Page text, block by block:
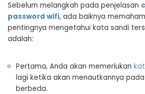
Sebelum melangkah pada penjelasan
password wifi, ada baiknya
pentingnya mengetahui kata sandi
adalah:
Pertama, Anda akan memerlukan
lagi ketika akan menautkannya
berbeda.